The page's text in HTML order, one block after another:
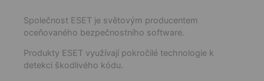
Společnost ESET je světovým producentem
oceňovaného bezpečnostního software.
Produkty ESET využívají pokročilé technologie k
detekci škodlivého kódu.